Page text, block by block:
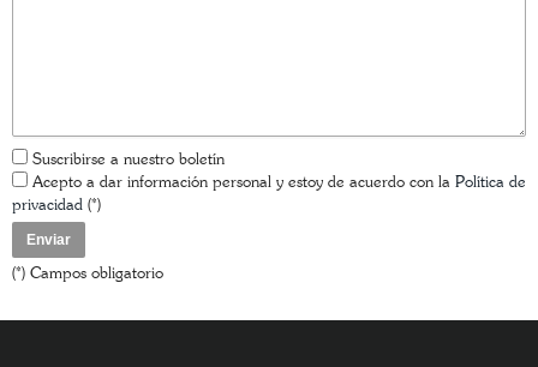
Suscribirse a nuestro boletín
Acepto a dar información personal y estoy de acuerdo con la Política de
privacidad (*)
(*) Campos obligatorio